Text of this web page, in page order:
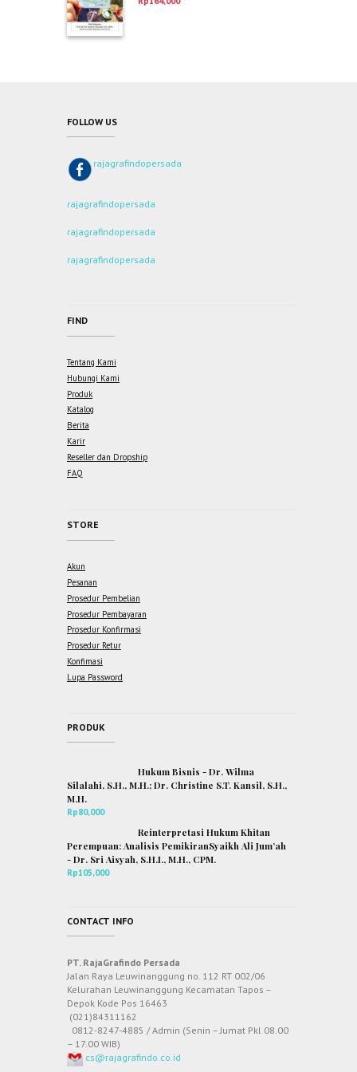
dari 5
FOLLOW US
rajagrafindopersada
rajagrafindopersada
rajagrafindopersada
rajagrafindopersada
FIND
Tentang Kami
Hubungi Kami
Produk
Katalog
Berita
Karir
Reseller dan Dropship
FAQ
STORE
Akun
Pesanan
Prosedur Pembelian
Prosedur Pembayaran
Prosedur Konfirmasi
Prosedur Retur
Konfimasi
Lupa Password
PRODUK
Hukum Bisnis - Dr. Wilma
Silalahi, S.H., M.H.; Dr. Christine S.T. Kansil, S.H.,
M.H.
Rp80,000
Reinterpretasi Hukum Khitan
Perempuan: Analisis PemikiranSyaikh Ali Jum’ah
- Dr. Sri Aisyah, S.H.I., M.H., CPM.
Rp105,000
CONTACT INFO
PT. RajaGrafindo Persada
Jalan Raya Leuwinanggung no. 112 RT 002/06
Kelurahan Leuwinanggung Kecamatan Tapos –
Depok Kode Pos 16463
(021)84311162
0812-8247-4885 / Admin (Senin – Jumat Pkl 08.00
– 17.00 WIB)
cs@rajagrafindo.co.id